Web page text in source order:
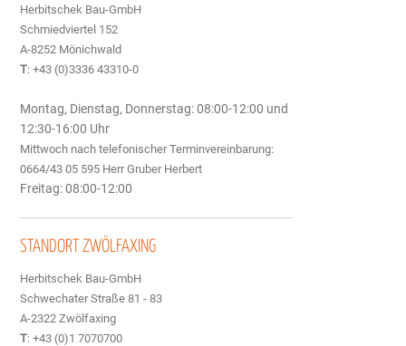
Herbitschek Bau-GmbH
Schmiedviertel 152
A-8252 Mönichwald
T: +43 (0)3336 43310-0
Montag, Dienstag, Donnerstag: 08:00-12:00 und
12:30-16:00 Uhr
Mittwoch nach telefonischer Terminvereinbarung:
0664/43 05 595 Herr Gruber Herbert
Freitag: 08:00-12:00
STANDORT ZWÖLFAXING
Herbitschek Bau-GmbH
Schwechater Straße 81 - 83
A-2322 Zwölfaxing
T: +43 (0)1 7070700